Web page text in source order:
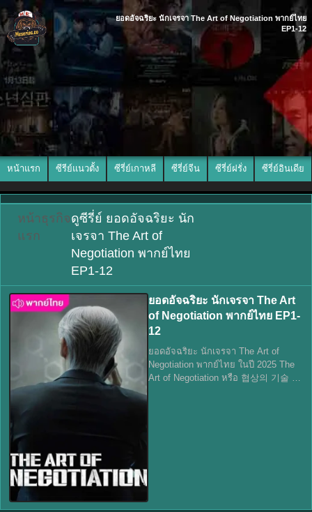
ยอดอัจฉริยะ นักเจรจา The Art of Negotiation พากย์ไทย
EP1-12
หน้าแรก ซีรีย์แนวตั้ง ซีรี่ย์เกาหลี ซีรี่ย์จีน ซีรี่ย์ฝรั่ง ซีรี่ย์อินเดีย
หน้า
แรก
ธุรกิจดูซีรี่ย์ ยอดอัจฉริยะ นัก
เจรจา The Art of
Negotiation พากย์ไทย
EP1-12
ยอดอัจฉริยะ นักเจรจา The Art
of Negotiation พากย์ไทย EP1-
12
ยอดอัจฉริยะ นักเจรจา The Art of
Negotiation พากย์ไทย ในปี 2025 The
Art of Negotiation หรือ 협상의 기술 นำ